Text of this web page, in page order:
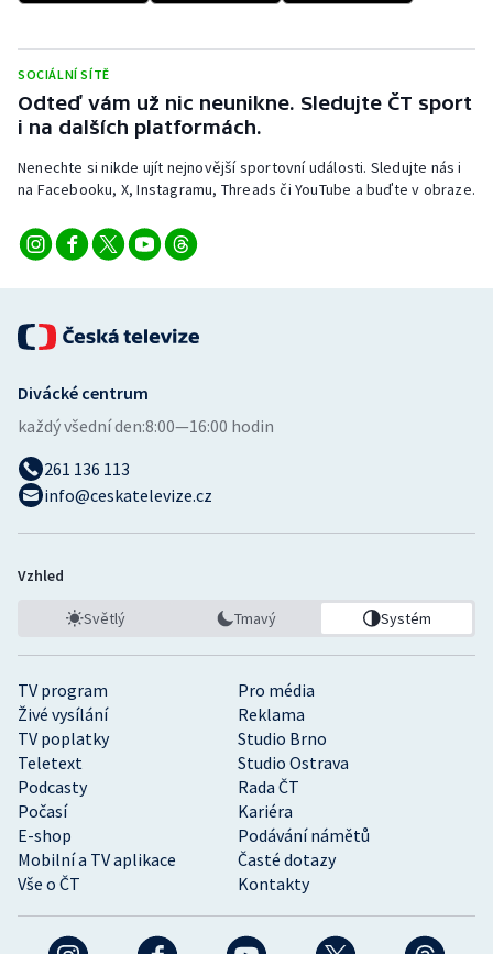
SOCIÁLNÍ SÍTĚ
Odteď vám už nic neunikne. Sledujte ČT sport
i na dalších platformách.
Nenechte si nikde ujít nejnovější sportovní události. Sledujte nás i
na Facebooku, X, Instagramu, Threads či YouTube a buďte v obraze.
TV program
Pro média
Živé vysílání
Reklama
TV poplatky
Studio Brno
Teletext
Studio Ostrava
Podcasty
Rada ČT
Počasí
Kariéra
E-shop
Podávání námětů
Mobilní a TV aplikace
Časté dotazy
Vše o ČT
Kontakty
Divácké centrum
každý všední den:8:00—16:00 hodin
261 136 113
info@ceskatelevize.cz
Vzhled
Světlý Tmavý Systém